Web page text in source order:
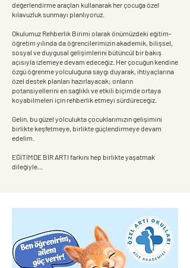
değerlendirme araçları kullanarak her çocuğa özel
kılavuzluk sunmayı planlıyoruz.
Okulumuz Rehberlik Birimi olarak önümüzdeki eğitim-
öğretim yılında da öğrencilerimizin akademik, bilişsel,
sosyal ve duygusal gelişimlerini bütüncül bir bakış
açısıyla izlemeye devam edeceğiz. Her çocuğun kendine
özgü öğrenme yolculuğuna saygı duyarak, ihtiyaçlarına
özel destek planları hazırlayacak; onların
potansiyellerini en sağlıklı ve etkili biçimde ortaya
koyabilmeleri için rehberlik etmeyi sürdüreceğiz.
Gelin, bu güzel yolculukta çocuklarımızın gelişimini
birlikte keşfetmeye, birlikte güçlendirmeye devam
edelim.
EĞİTİMDE BİR ARTI farkını hep birlikte yaşatmak
dileğiyle...